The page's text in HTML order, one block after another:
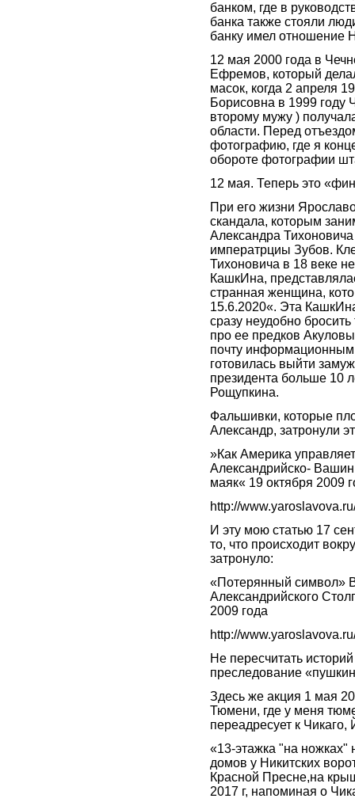
банком, где в
банка также стояли
банку имел отношение
12 мая 2000 года в
Ефремов, который
масок, когда 2 апреля
Борисовна в 1999
второму мужу )
области. Перед
фотографию, где я
обороте фотографии
12 мая. Теперь это
При его жизни
скандала, которым
Александра
императрциы Зубов.
Тихоновича в 18 веке
КашкИна,
странная женщина,
15.6.2020«. Эта
сразу неудобно
про ее предков
почту
готовилась выйти
президента больше 10
Рощупкина.
Фальшивки, которые
Александр, затронули
»Как Америка
Александрийско-
маяк« 19 октября 2009
http://
И эту мою статью 17
то, что происходит
затронуло:
«Потерянный символ»
Александрийского
2009 года
http://
Не пересчитать
преследование
Здесь же акция 1 мая
Тюмени, где у меня
переадресует к
«13-этажка "на
домов у Никитских
Красной Пресне,на
2017 г, напоминая о